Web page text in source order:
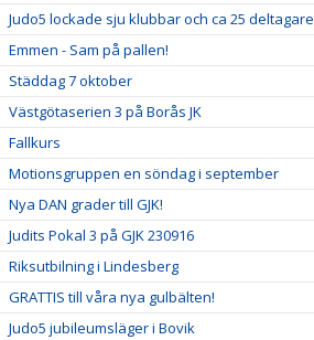
Judo5 lockade sju klubbar och ca 25 deltagare
Emmen - Sam på pallen!
Städdag 7 oktober
Västgötaserien 3 på Borås JK
Fallkurs
Motionsgruppen en söndag i september
Nya DAN grader till GJK!
Judits Pokal 3 på GJK 230916
Riksutbilning i Lindesberg
GRATTIS till våra nya gulbälten!
Judo5 jubileumsläger i Bovik